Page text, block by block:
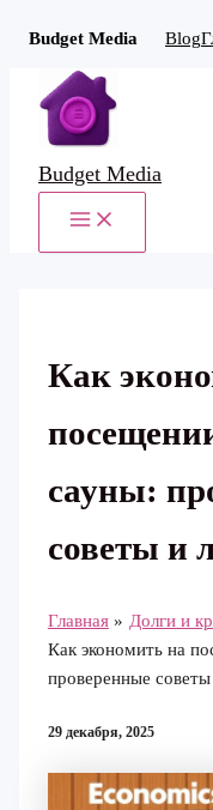
Budget Media Blog
Перейти
содержимому
Budget Media
MAIN
Как
сауны:
советы и
Главная
Долги и
Как экономить на
проверенные
29 декабря, 2025